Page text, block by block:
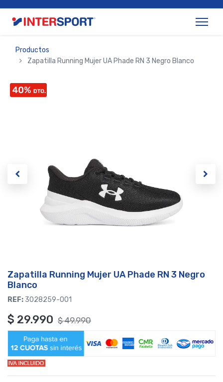
Productos
Zapatilla Running Mujer UA Phade RN 3 Negro Blanco
Zapatilla Running Mujer UA Phade RN 3 Negro
Blanco
REF: 3028259-001
$ 29.990 $49.990